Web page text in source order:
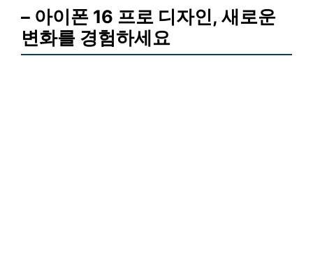
– 아이폰 16 프로 디자인, 새로운
변화를 경험하세요